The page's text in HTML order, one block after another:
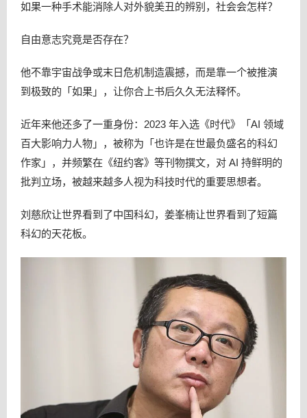
如果一种手术能消除人对外貌美丑的辨别，社会会怎样？
自由意志究竟是否存在？
他不靠宇宙战争或末日危机制造震撼，而是靠一个被推演
到极致的「如果」，让你合上书后久久无法释怀。
近年来他还多了一重身份：2023 年入选《时代》「AI 领域
百大影响力人物」，被称为「也许是在世最负盛名的科幻
作家」，并频繁在《纽约客》等刊物撰文，对 AI 持鲜明的
批判立场，被越来越多人视为科技时代的重要思想者。
刘慈欣让世界看到了中国科幻，姜峯楠让世界看到了短篇
科幻的天花板。